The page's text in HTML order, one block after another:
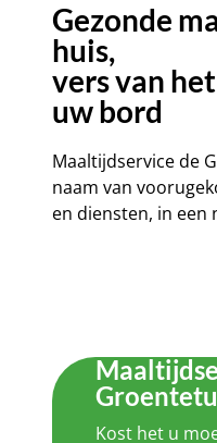
Gezonde
huis,
vers van
uw bord
Maaltijdservice de
naam van
en diensten, in een
Kost het u